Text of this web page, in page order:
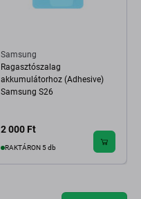
Samsung
Ragasztószalag
akkumulátorhoz (Adhesive)
Samsung S26
2 000 Ft
RAKTÁRON 5 db